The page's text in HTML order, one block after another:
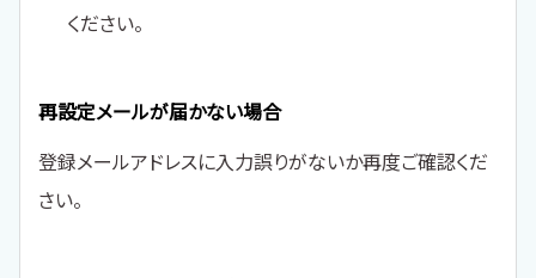
ください。
再設定メールが届かない場合
登録メールアドレスに入力誤りがないか再度ご確認くだ
さい。